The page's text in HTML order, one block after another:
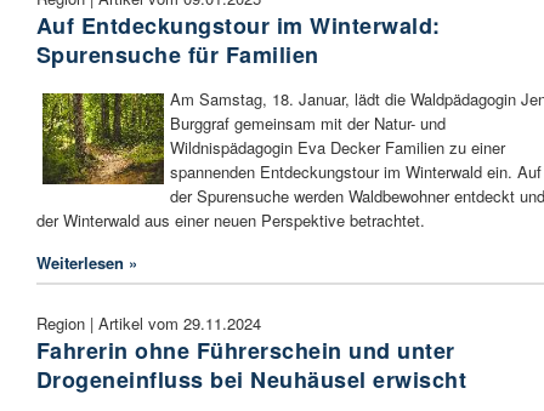
Auf Entdeckungstour im Winterwald:
Spurensuche für Familien
Am Samstag, 18. Januar, lädt die Waldpädagogin
Burggraf gemeinsam mit der Natur- und
Wildnispädagogin Eva Decker Familien zu einer
spannenden Entdeckungstour im Winterwald ein. Auf
der Spurensuche werden Waldbewohner entdeckt und
der Winterwald aus einer neuen Perspektive betrachtet.
Weiterlesen »
Region | Artikel vom 29.11.2024
Fahrerin ohne Führerschein und unter
Drogeneinfluss bei Neuhäusel erwischt